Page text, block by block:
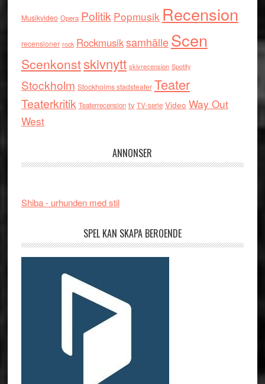
Musikvideo Opera Politik Popmusik Recension
recensioner rock RockmusiksamhälleScen
Scenkonstskivnytt skivrecension Spotify
Stockholm Stockholms stadsteater Teater
Teaterkritik Teaterrecension tv TV-serie Video Way Out
West
ANNONSER
Shiba - urhunden med stil
SPEL KAN SKAPA BEROENDE